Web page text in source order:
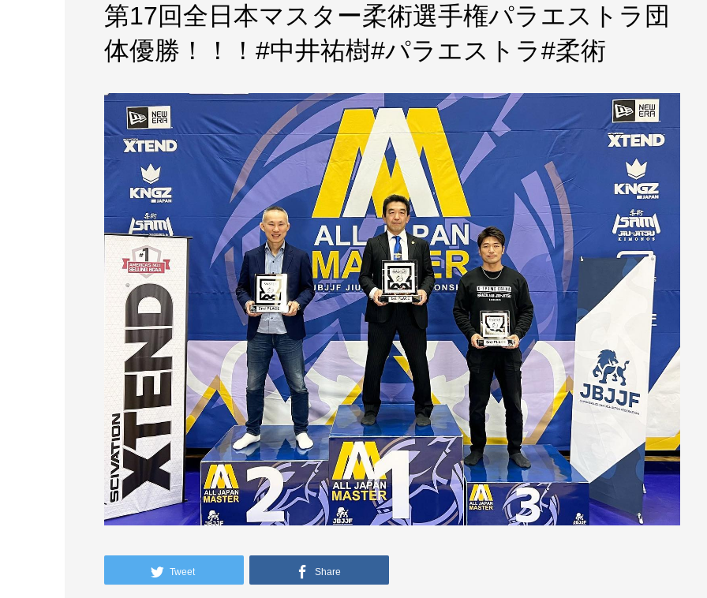
第17回全日本マスター柔術選手権パラエストラ団
体優勝！！！#中井祐樹#パラエストラ#柔術
Tweet Share